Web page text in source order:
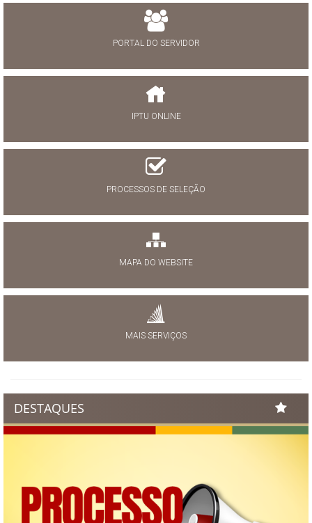
PORTAL DO SERVIDOR
IPTU ONLINE
PROCESSOS DE SELEÇÃO
MAPA DO WEBSITE
MAIS SERVIÇOS
DESTAQUES